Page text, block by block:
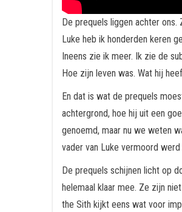
De prequels liggen achter
Luke heb ik honderden keren
Ineens zie ik meer. Ik zie de
Hoe zijn leven was. Wat hij
En dat is wat de prequels
achtergrond, hoe hij uit een
genoemd, maar nu we weten
vader van Luke vermoord
De prequels schijnen licht op
helemaal klaar mee. Ze zijn
the Sith kijkt eens wat voor